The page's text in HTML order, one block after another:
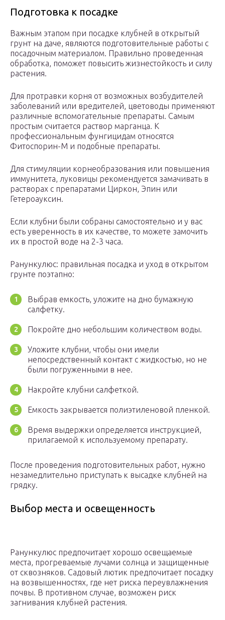
Подготовка к посадке
Важным этапом при посадке клубней в открытый
грунт на даче, являются подготовительные работы с
посадочным материалом. Правильно проведенная
обработка, поможет повысить жизнестойкость и силу
растения.
Для протравки корня от возможных возбудителей
заболеваний или вредителей, цветоводы применяют
различные вспомогательные препараты. Самым
простым считается раствор марганца. К
профессиональным фунгицидам относятся
Фитоспорин-М и подобные препараты.
Для стимуляции корнеобразования или повышения
иммунитета, луковицы рекомендуется замачивать в
растворах с препаратами Циркон, Эпин или
Гетероауксин.
Если клубни были собраны самостоятельно и у вас
есть уверенность в их качестве, то можете замочить
их в простой воде на 2-3 часа.
Ранункулюс: правильная посадка и уход в открытом
грунте поэтапно:
Выбрав емкость, уложите на дно бумажную
салфетку.
Покройте дно небольшим количеством воды.
Уложите клубни, чтобы они имели
непосредственный контакт с жидкостью, но не
были погруженными в нее.
Накройте клубни салфеткой.
Емкость закрывается полиэтиленовой пленкой.
Время выдержки определяется инструкцией,
прилагаемой к используемому препарату.
После проведения подготовительных работ, нужно
незамедлительно приступать к высадке клубней на
грядку.
Выбор места и освещенность
Ранункулюс предпочитает хорошо освещаемые
места, прогреваемые лучами солнца и защищенные
от сквозняков. Садовый лютик предпочитает посадку
на возвышенностях, где нет риска переувлажнения
почвы. В противном случае, возможен риск
загнивания клубней растения.